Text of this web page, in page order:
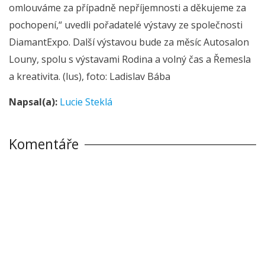
omlouváme za případně nepříjemnosti a děkujeme za
pochopení,“ uvedli pořadatelé výstavy ze společnosti
DiamantExpo. Další výstavou bude za měsíc Autosalon
Louny, spolu s výstavami Rodina a volný čas a Řemesla
a kreativita. (lus), foto: Ladislav Bába
Napsal(a): Lucie Steklá
Komentáře